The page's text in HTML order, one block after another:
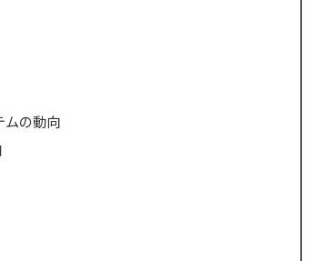
ムの動向